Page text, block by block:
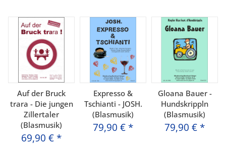
Auf der Bruck
trara - Die jungen
Zillertaler
(Blasmusik)
69,90 € *
Expresso &
Tschianti - JOSH.
(Blasmusik)
79,90 € *
Gloana Bauer -
Hundskrippln
(Blasmusik)
79,90 € *